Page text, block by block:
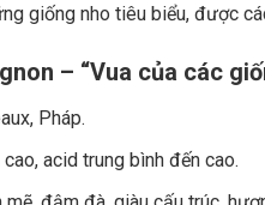
giống nho tiêu biểu, được
– “Vua của các
Pháp.
acid trung bình đến cao.